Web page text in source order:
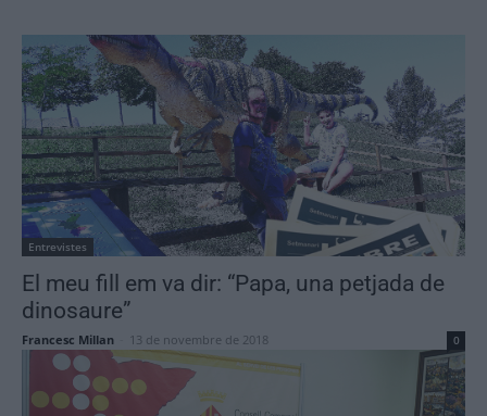
Entrevistes
El meu fill em va dir: “Papa, una petjada de
dinosaure”
Francesc Millan 13 de novembre de 2018 0